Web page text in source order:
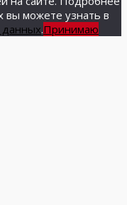
вы можете узнать в
данных.Принимаю